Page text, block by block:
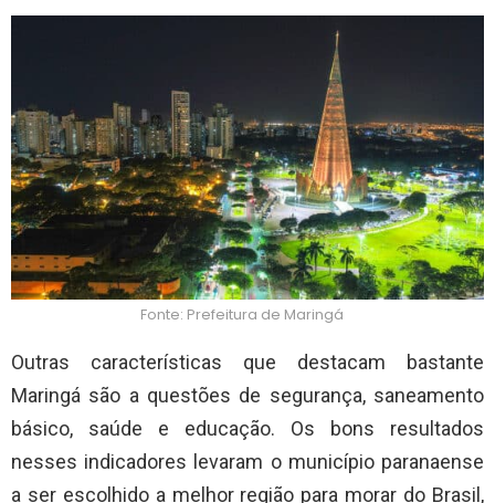
Fonte: Prefeitura de Maringá
Outras características que destacam bastante
Maringá são a questões de segurança, saneamento
básico, saúde e educação. Os bons resultados
nesses indicadores levaram o município paranaense
a ser escolhido a melhor região para morar do Brasil,